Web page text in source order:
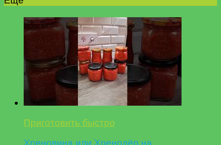
Приготовить быстро
Хреновина или Хренодёр на